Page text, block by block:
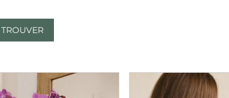
TROUVER